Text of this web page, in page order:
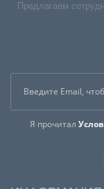
Предлагаем
Я прочитал